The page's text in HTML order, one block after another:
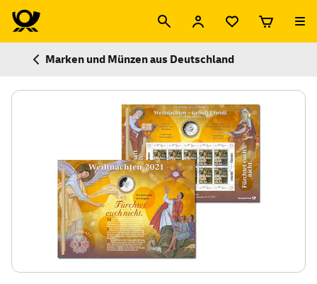
Marken und Münzen aus Deutschland